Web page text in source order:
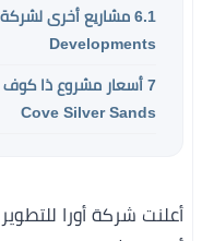
6.1
Developments
7
Cove Silver Sands